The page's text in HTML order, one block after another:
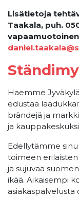
Lisätietoja
Taakala, puh.
Haemme
edustaa
brändejä ja
ja
Edellytämme
toimeen
ja sujuvaa
ikää. Aikaisempi